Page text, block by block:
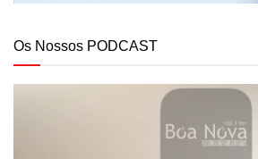
Os Nossos PODCAST